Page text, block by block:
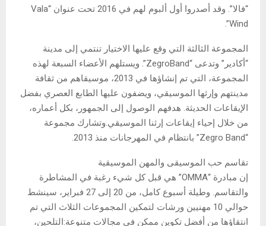
“فالا”. وقد أصدروا أول ألبوم لهم في 2016 تحت عنوان “Vala
Wind”.
المجموعة الثالثة التي وقع عليها الاختيار تنتمي إلى مدينة
“أكادير” وتدعى “ZegroBand”. ويستلهم الأعضاء السبعة لهذه
المجموعة، التي تم إنشاؤها في 2013، موسيقاهم من ثقافة
مدينتهم وإرثها الموسيقي، ويضفون عليها الطابع العصري بفضل
الإيقاعات الحديثة. هدفهم الوصول إلى الجمهور، بكل أعماره،
من خلال إحياء إيقاعات إرثنا الموسيقي.وتشارك مجموعة
“Zegro Band” بانتظام في المهرجانات منذ 2013.
تقاسم حب الموسيقى والمهن الموسيقية
إن مبادرة “OMMA” هي قبل كل شيء رغبة في المشاطرة
والتقاسم. وطيلة أسبوع كامل، من 20 إلى 27 فبراير، سينشط
حوالي 10 مهنيين ورشات لتمكين المجموعات الثلاث التي تم
انتقاؤها من أفضل تكوين ممكن في مجالات متنوعة:التلحين،